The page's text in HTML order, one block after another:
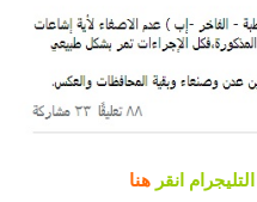
انقر هنا